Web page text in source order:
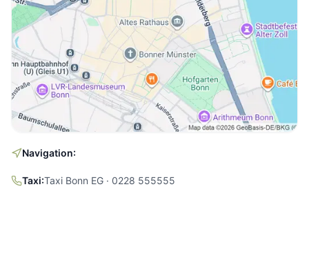
Navigation:
Taxi:Taxi Bonn EG · 0228 555555